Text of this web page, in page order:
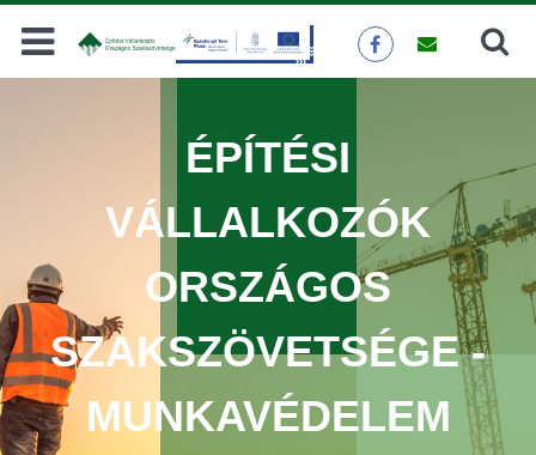
Keresés
ÉPÍTÉSI
VÁLLALKOZÓK
ORSZÁGOS
SZAKSZÖVETSÉGE -
MUNKAVÉDELEM